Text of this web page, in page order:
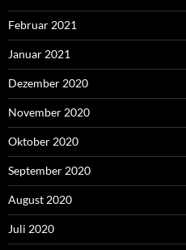
Februar 2021
Januar 2021
Dezember 2020
November 2020
Oktober 2020
September 2020
August 2020
Juli 2020